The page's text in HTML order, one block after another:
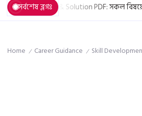
সর্বশেষ ব্লগঃ
& Solution PDF: সকল বিষয়ের প্রশ্ন ও
Home / Career Guidance / Skill